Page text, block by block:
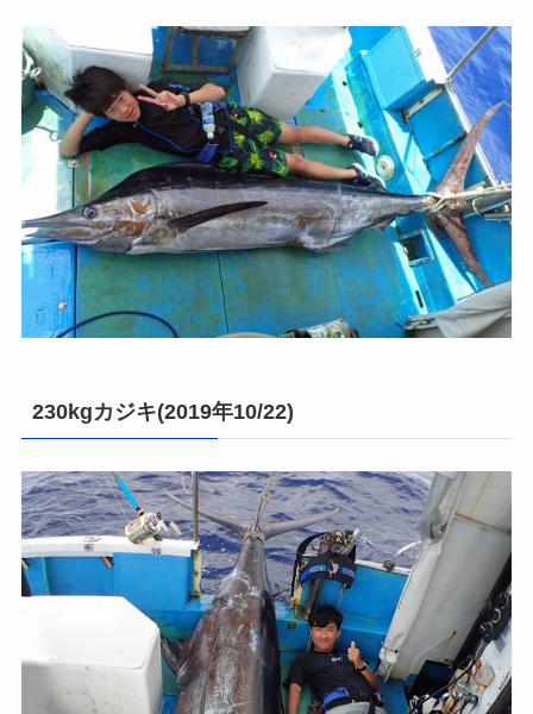
230kgカジキ(2019年10/22)